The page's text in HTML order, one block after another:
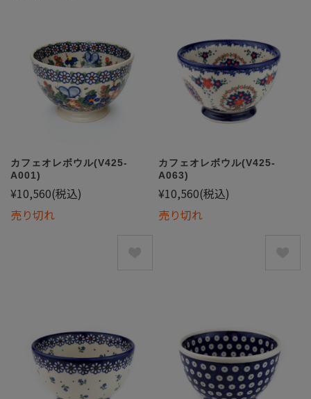
カフェオレボウル(V425-
A001)
¥10,560(税込)
売り切れ
カフェオレボウル(V425-
A063)
¥10,560(税込)
売り切れ